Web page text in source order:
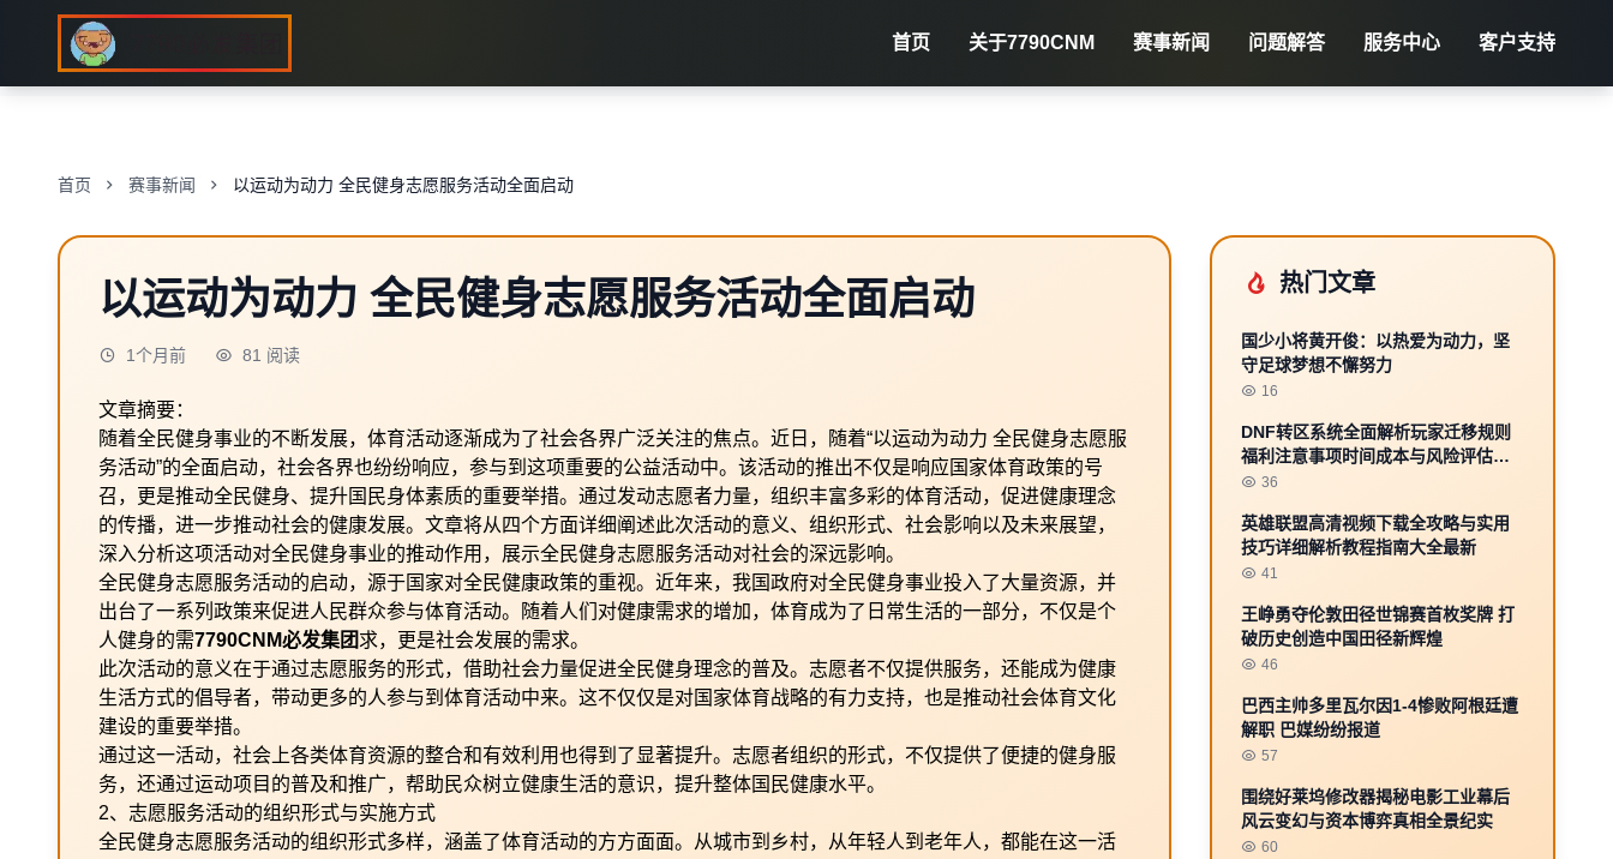
首页 关于7790CNM 赛事新闻 问题解答 服务中心 客户支持
首页 赛事新闻 以运动为动力 全民健身志愿服务活动全面启动
以运动为动力 全民健身志愿服务活动全面启动
1个月前 81 阅读
文章摘要：
随着全民健身事业的不断发展，体育活动逐渐成为了社会各界广泛关注的焦点。近日，随着“以运动为动力 全民健身志愿服
务活动”的全面启动，社会各界也纷纷响应，参与到这项重要的公益活动中。该活动的推出不仅是响应国家体育政策的号
召，更是推动全民健身、提升国民身体素质的重要举措。通过发动志愿者力量，组织丰富多彩的体育活动，促进健康理念
的传播，进一步推动社会的健康发展。文章将从四个方面详细阐述此次活动的意义、组织形式、社会影响以及未来展望，
深入分析这项活动对全民健身事业的推动作用，展示全民健身志愿服务活动对社会的深远影响。
全民健身志愿服务活动的启动，源于国家对全民健康政策的重视。近年来，我国政府对全民健身事业投入了大量资源，并
出台了一系列政策来促进人民群众参与体育活动。随着人们对健康需求的增加，体育成为了日常生活的一部分，不仅是个
人健身的需7790CNM必发集团求，更是社会发展的需求。
此次活动的意义在于通过志愿服务的形式，借助社会力量促进全民健身理念的普及。志愿者不仅提供服务，还能成为健康
生活方式的倡导者，带动更多的人参与到体育活动中来。这不仅仅是对国家体育战略的有力支持，也是推动社会体育文化
建设的重要举措。
通过这一活动，社会上各类体育资源的整合和有效利用也得到了显著提升。志愿者组织的形式，不仅提供了便捷的健身服
务，还通过运动项目的普及和推广，帮助民众树立健康生活的意识，提升整体国民健康水平。
2、志愿服务活动的组织形式与实施方式
全民健身志愿服务活动的组织形式多样，涵盖了体育活动的方方面面。从城市到乡村，从年轻人到老年人，都能在这一活
热门文章
国少小将黄开俊：以热爱为动力，坚
守足球梦想不懈努力
16
DNF转区系统全面解析玩家迁移规则
福利注意事项时间成本与风险评估攻
略 36
英雄联盟高清视频下载全攻略与实用
技巧详细解析教程指南大全最新
41
王峥勇夺伦敦田径世锦赛首枚奖牌 打
破历史创造中国田径新辉煌
46
巴西主帅多里瓦尔因1-4惨败阿根廷遭
解职 巴媒纷纷报道
57
围绕好莱坞修改器揭秘电影工业幕后
风云变幻与资本博弈真相全景纪实
60